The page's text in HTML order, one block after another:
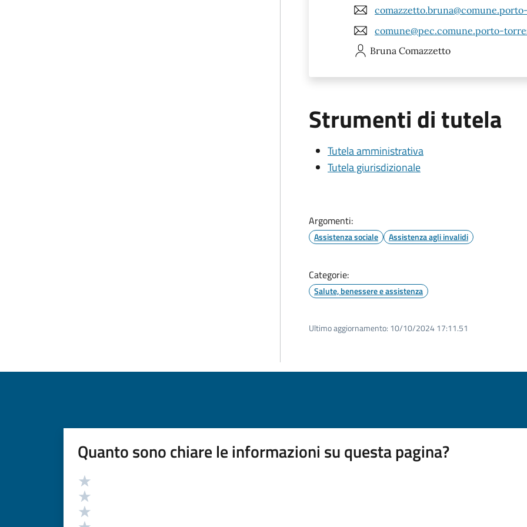
comune@pec.comune.porto-
Bruna Comazzetto
Strumenti di tutela
Tutela amministrativa
Tutela giurisdizionale
Argomenti:
Assistenza sociale Assistenza agli invalidi
Categorie:
Salute, benessere e assistenza
Ultimo aggiornamento: 10/10/2024 17:11.51
Quanto sono chiare le informazioni su questa pagina?
Valutazione